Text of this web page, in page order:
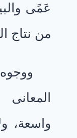
عَمًى
من نتاج
واسعة،